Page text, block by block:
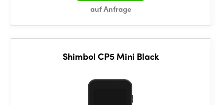
auf Anfrage
Shimbol CP5 Mini Black